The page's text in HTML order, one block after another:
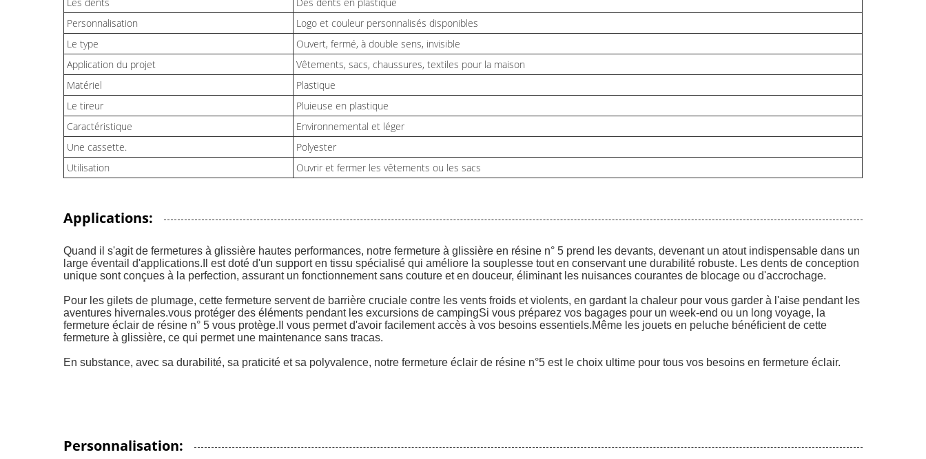
Personnalisation
Logo et couleur personnalisés disponibles
Le type
Ouvert, fermé, à double sens, invisible
Application du projet
Vêtements, sacs, chaussures, textiles pour la maison
Matériel
Plastique
Le tireur
Pluieuse en plastique
Caractéristique
Environnemental et léger
Une cassette.
Polyester
Utilisation
Ouvrir et fermer les vêtements ou les sacs
Applications:
Quand il s'agit de fermetures à glissière hautes performances, notre fermeture à glissière en résine n° 5 prend les devants, devenant un atout indispensable dans un
large éventail d'applications.Il est doté d'un support en tissu spécialisé qui améliore la souplesse tout en conservant une durabilité robuste. Les dents de conception
unique sont conçues à la perfection, assurant un fonctionnement sans couture et en douceur, éliminant les nuisances courantes de blocage ou d'accrochage.
Pour les gilets de plumage, cette fermeture servent de barrière cruciale contre les vents froids et violents, en gardant la chaleur pour vous garder à l'aise pendant les
aventures hivernales.vous protéger des éléments pendant les excursions de campingSi vous préparez vos bagages pour un week-end ou un long voyage, la
fermeture éclair de résine n° 5 vous protège.Il vous permet d'avoir facilement accès à vos besoins essentiels.Même les jouets en peluche bénéficient de cette
fermeture à glissière, ce qui permet une maintenance sans tracas.
En substance, avec sa durabilité, sa praticité et sa polyvalence, notre fermeture éclair de résine n°5 est le choix ultime pour tous vos besoins en fermeture éclair.
Personnalisation: